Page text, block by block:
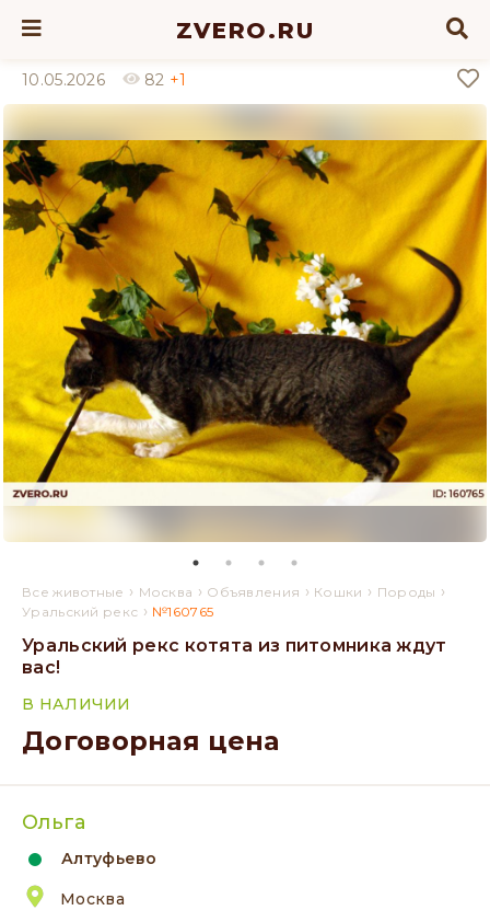
ZVERO.RU
10.05.2026 82 +1
Все животные › Москва › Объявления › Кошки › Породы ›
Уральский рекс › №160765
Уральский рекс котята из питомника ждут
вас!
В НАЛИЧИИ
Договорная цена
Ольга
Алтуфьево
Москва